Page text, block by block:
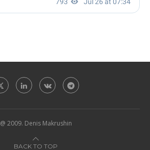
@ 2009. Denis Makrushin
BACK TO TOP